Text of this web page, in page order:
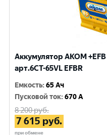
Аккумулятор AKOM
арт.6CT-65VL EFBR
Емкость:65 Ач
Пусковой ток:670 A
8 200руб.
7 615 руб.
при обмене